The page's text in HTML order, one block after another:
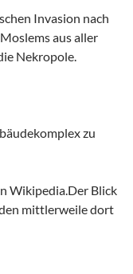
Invasion nach
aus aller
Nekropole.
zu
Wikipedia.Der Blick
mittlerweile dort